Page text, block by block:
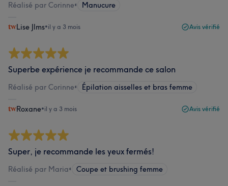
Réalisé par Corinne• Manucure
Lise Jlms•il y a 3 mois Avis vérifié
Superbe expérience je recommande ce salon
Réalisé par Corinne• Épilation aisselles et bras femme
Roxane•il y a 3 mois Avis vérifié
Super, je recommande les yeux fermés!
Réalisé par Maria• Coupe et brushing femme